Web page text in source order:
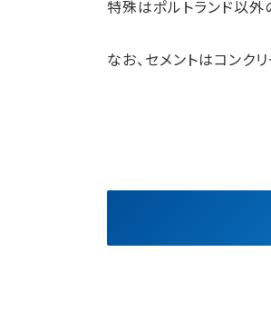
特殊はポルトランド以外
なお、セメントはコンク